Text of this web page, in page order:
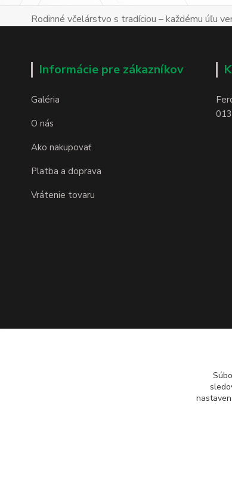
Rodinné včelárstvo s tradíciou – každému úľu
Informácie pre zákazníkov
Galéria
O nás
Ako nakupovať
Platba a doprava
Vrátenie tovaru